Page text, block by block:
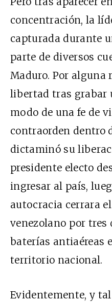
concentración, la
capturada durante
parte de diversos
Maduro. Por alguna
libertad tras grabar
modo de una fe de
contraorden dentro
dictaminó su
presidente electo
ingresar al país,
autocracia cerrara
venezolano por tres
baterías antiaéreas
territorio nacional.
Evidentemente, y